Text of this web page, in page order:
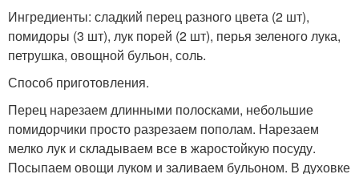
Ингредиенты: сладкий перец разного цвета (2 шт),
помидоры (3 шт), лук порей (2 шт), перья зеленого лука,
петрушка, овощной бульон, соль.
Способ приготовления.
Перец нарезаем длинными полосками, небольшие
помидорчики просто разрезаем пополам. Нарезаем
мелко лук и складываем все в жаростойкую посуду.
Посыпаем овощи луком и заливаем бульоном. В духовке